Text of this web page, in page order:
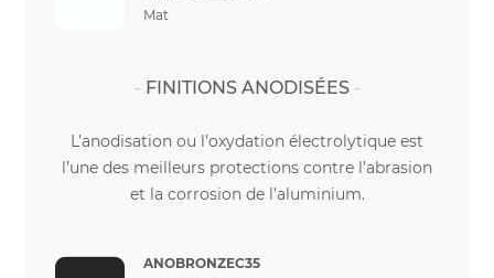
Mat
FINITIONS ANODISÉES
L’anodisation ou l’oxydation électrolytique est
l’une des meilleurs protections contre l’abrasion
et la corrosion de l’aluminium.
ANOBRONZEC35